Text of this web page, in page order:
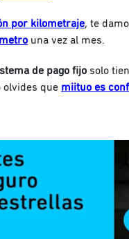
por kilometraje, te
una vez al mes.
de pago fijo solo
olvides que miituo es